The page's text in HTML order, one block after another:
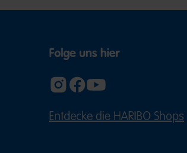
Folge uns hier
Entdecke die HARIBO Shops